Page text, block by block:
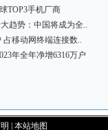
TOP3手机厂商
趋势：中国将成为全..
占移动网终端连接数..
年全年净增6316万户
本站地图